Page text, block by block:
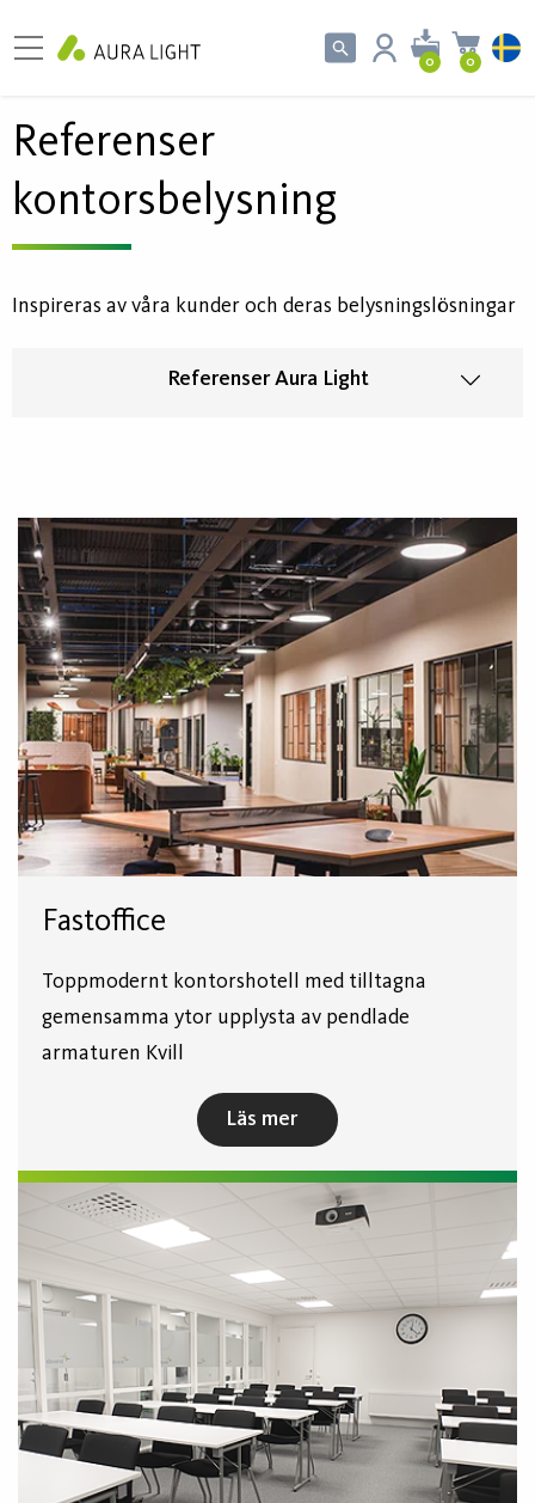
0 0
Referenser
kontorsbelysning
Inspireras av våra kunder och deras belysningslösningar
Referenser Aura Light
Fastoffice
Toppmodernt kontorshotell med tilltagna
gemensamma ytor upplysta av pendlade
armaturen Kvill
Läs mer